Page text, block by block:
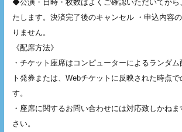
◆公演・日時・枚数はよくご確認いただいてから
たします。決済完了後のキャンセル ・申込内容
りません。
《配席方法》
・チケット座席はコンピューターによるランダ
ト発券または、Webチケットに反映された時点
す。
・座席に関するお問い合わせには対応致しかね
さい。